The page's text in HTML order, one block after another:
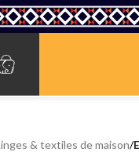
& textiles de maison/